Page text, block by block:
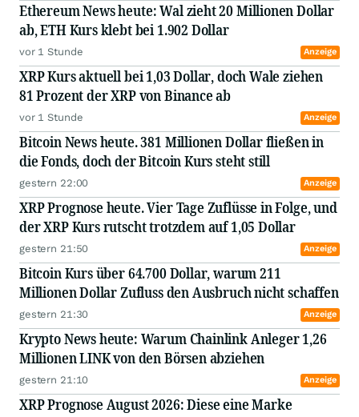
Ethereum News heute: Wal zieht 20 Millionen Dollar
ab, ETH Kurs klebt bei 1.902 Dollar
vor 1 Stunde Anzeige
XRP Kurs aktuell bei 1,03 Dollar, doch Wale ziehen
81 Prozent der XRP von Binance ab
vor 1 Stunde Anzeige
Bitcoin News heute. 381 Millionen Dollar fließen in
die Fonds, doch der Bitcoin Kurs steht still
gestern 22:00 Anzeige
XRP Prognose heute. Vier Tage Zuflüsse in Folge, und
der XRP Kurs rutscht trotzdem auf 1,05 Dollar
gestern 21:50 Anzeige
Bitcoin Kurs über 64.700 Dollar, warum 211
Millionen Dollar Zufluss den Ausbruch nicht schaffen
gestern 21:30 Anzeige
Krypto News heute: Warum Chainlink Anleger 1,26
Millionen LINK von den Börsen abziehen
gestern 21:10 Anzeige
XRP Prognose August 2026: Diese eine Marke